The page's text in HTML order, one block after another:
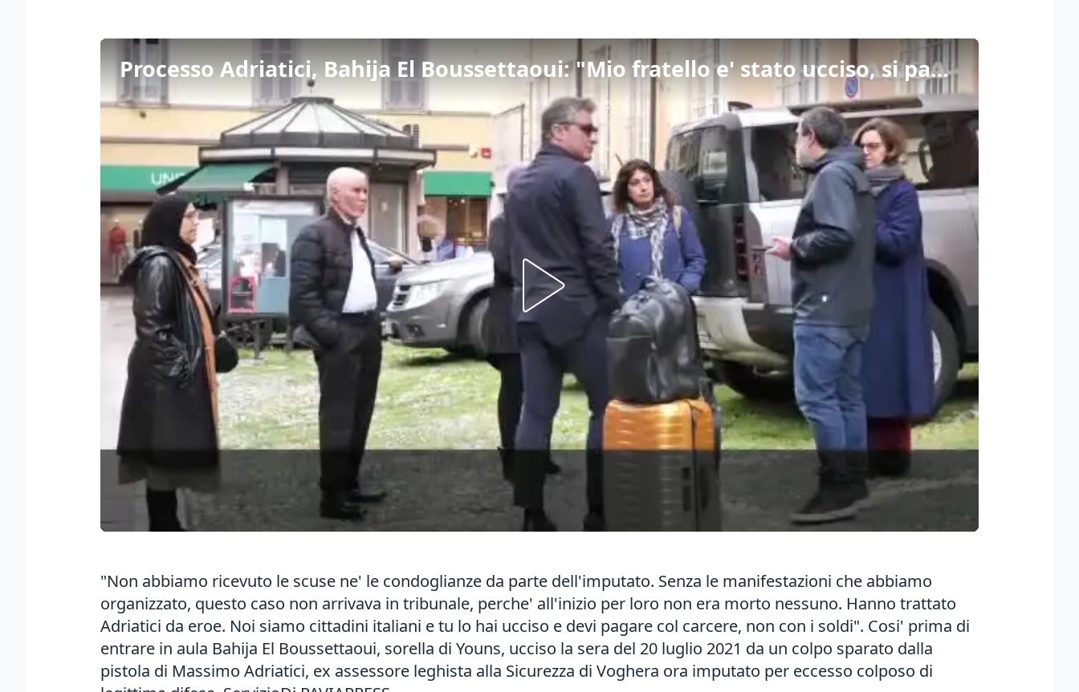
Processo Adriatici, Bahija El Boussettaoui: "Mio fratello e' stato ucciso, si paghi col carcere"
"Non abbiamo ricevuto le scuse ne' le condoglianze da parte dell'imputato. Senza le manifestazioni che abbiamo
organizzato, questo caso non arrivava in tribunale, perche' all'inizio per loro non era morto nessuno. Hanno trattato
Adriatici da eroe. Noi siamo cittadini italiani e tu lo hai ucciso e devi pagare col carcere, non con i soldi". Cosi' prima di
entrare in aula Bahija El Boussettaoui, sorella di Youns, ucciso la sera del 20 luglio 2021 da un colpo sparato dalla
pistola di Massimo Adriatici, ex assessore leghista alla Sicurezza di Voghera ora imputato per eccesso colposo di